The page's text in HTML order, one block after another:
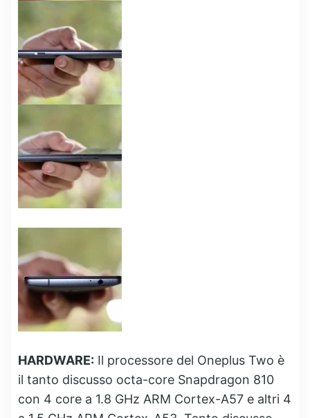
HARDWARE: Il processore del Oneplus Two è
il tanto discusso octa-core Snapdragon 810
con 4 core a 1.8 GHz ARM Cortex-A57 e altri 4